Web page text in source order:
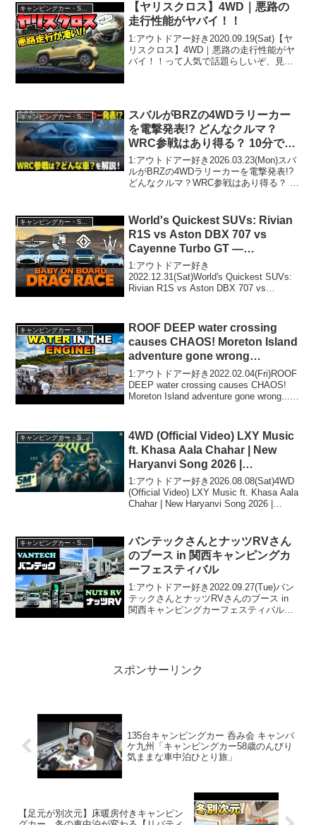
キャンピングカー・SUV人気車種
【ヤリスクロス】4WD｜悪路の
走行性能がヤバイ！！
1:アウトドアー好き2020.09.19(Sat)【ヤ
リスクロス】4WD｜悪路の走行性能がヤ
バイ！！って人気で話題らしいぞ、見逃
キャンピングカー・SUV人気車種
スバルがBRZの4WDラリーカー
を電撃発表!? どんなクルマ？
WRC参戦はあり得る？ 10分でサ
クッと解説します。
1:アウトドアー好き2026.03.23(Mon)スバ
ルがBRZの4WDラリーカーを電撃発表!?
どんなクルマ？WRC参戦はあり得る？ 10
ドアー好き2026.03....
キャンピングカー・SUV人気車種
World's Quickest SUVs: Rivian
R1S vs Aston DBX 707 vs
Cayenne Turbo GT —
Cammisa's Drag Race Replay
1:アウトドアー好き
2022.12.31(Sat)World's Quickest SUVs:
Rivian R1S vs Aston DBX 707 vs
ROOF DEEP water crossing
causes CHAOS! Moreton Island
adventure gone wrong…
1:アウトドアー好き2022.02.04(Fri)ROOF
DEEP water crossing causes CHAOS!
Moreton Island adventure gone wrong...っ
キャンピングカー・SUV人気車種
4WD (Official Video) LXY Music
ft. Khasa Aala Chahar | New
Haryanvi Song 2026 |
Rajasthani Haryanvi
1:アウトドアー好き2026.08.08(Sat)4WD
(Official Video) LXY Music ft. Khasa Aala
Chahar | New Haryanvi Song 2026 |
キャンピングカー・SUV人気車種
バンテックさんとナッツRVさん
のブース in 関西キャンピングカ
ーフェスティバル
1:アウトドアー好き2022.09.27(Tue)バン
テックさんとナッツRVさんのブース in
関西キャンピングカーフェスティバルっ
スポンサーリンク
135台キャンピングカー 呑み会 キャンバ
ケ九州「キャンピングカー58歳のんびり
気ままな車中泊ひとり旅」
【足元が別次元】床暖房付きキャンピン